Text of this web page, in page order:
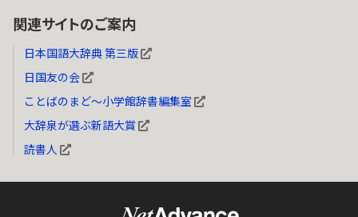
関連サイトのご案内
日本国語大辞典 第三版
日国友の会
ことばのまど～小学館辞書編集室
大辞泉が選ぶ新語大賞
読書人